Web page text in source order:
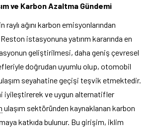
ve Karbon Azaltma Gündemi
raylı ağını karbon emisyonlarından
istasyonuna yatırım kararında en
geliştirilmesi, daha geniş çevresel
doğrudan uyumlu olup, otomobil
ulaşım seyahatine geçişi teşvik etmektedir.
iyileştirerek ve uygun alternatifler
ulaşım sektöründen kaynaklanan karbon
katkıda bulunur. Bu girişim, iklim